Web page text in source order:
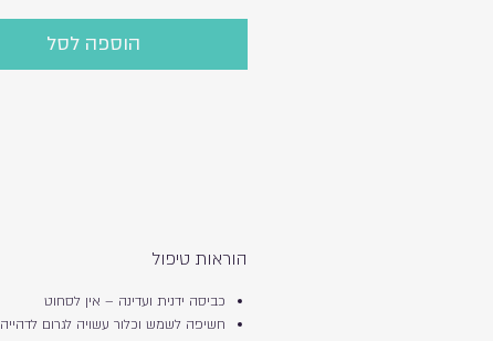
הוספה לסל
הוראות טיפול
כביסה ידנית ועדינה – אין לסחוט
חשיפה לשמש וכלור עשויה לגרום לדהייה